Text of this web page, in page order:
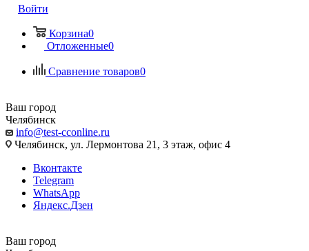
Войти
Корзина0
Отложенные0
Сравнение товаров0
Ваш город
Челябинск
info@test-cconline.ru
Челябинск, ул. Лермонтова 21, 3 этаж, офис 4
Вконтакте
Telegram
WhatsApp
Яндекс.Дзен
Ваш город